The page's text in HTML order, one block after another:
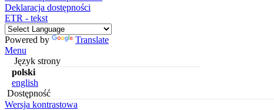
Deklaracja dostępności
ETR - tekst
Powered by
Translate
Menu
Język strony
polski
english
Dostępność
Wersja kontrastowa